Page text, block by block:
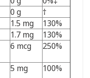
0 g
†
1.5 mg
130%
1.7 mg
130%
6 mcg 250%
5 mg 100%